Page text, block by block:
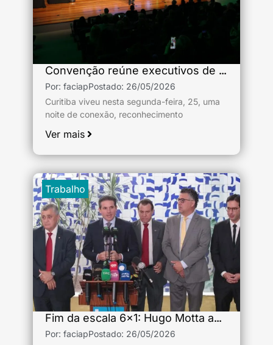
Convenção reúne executivos de Associações Comerciais de todo o Estado
Por: faciapPostado: 26/05/2026
Curitiba viveu nesta segunda-feira, 25, uma
noite de conexão, reconhecimento
Ver mais
Trabalho
Fim da escala 6×1: Hugo Motta anuncia pontos inegociáveis
Por: faciapPostado: 26/05/2026